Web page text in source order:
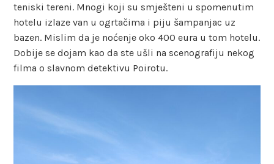
teniski tereni. Mnogi koji su smješteni u spomenutim
hotelu izlaze van u ogrtačima i piju šampanjac uz
bazen. Mislim da je noćenje oko 400 eura u tom hotelu.
Dobije se dojam kao da ste ušli na scenografiju nekog
filma o slavnom detektivu Poirotu.